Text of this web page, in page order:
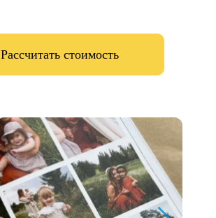
Рассчитать стоимость